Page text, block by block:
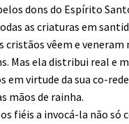
dons do Espírito
as criaturas em
cristãos vêem e
Mas ela distribui real e
em virtude da sua co-
mãos de rainha.
fiéis a invocá-la não